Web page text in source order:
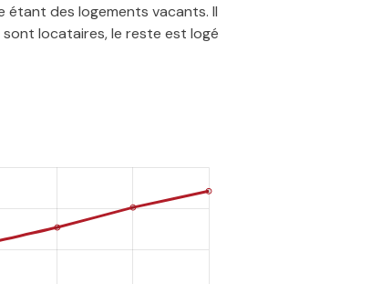
étant des logements vacants. Il
locataires, le reste est logé